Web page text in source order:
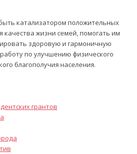
катализатором положительных
качества жизни семей, помогать им
здоровую и гармоничную
по улучшению физического
благополучия населения.
грантов